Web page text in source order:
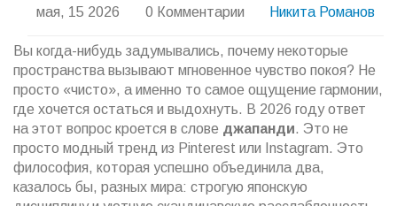
мая, 15 2026 0 Комментарии Никита Романов
Вы когда-нибудь задумывались, почему некоторые
пространства вызывают мгновенное чувство покоя? Не
просто «чисто», а именно то самое ощущение гармонии,
где хочется остаться и выдохнуть. В 2026 году ответ
на этот вопрос кроется в слове джапанди. Это не
просто модный тренд из Pinterest или Instagram. Это
философия, которая успешно объединила два,
казалось бы, разных мира: строгую японскую